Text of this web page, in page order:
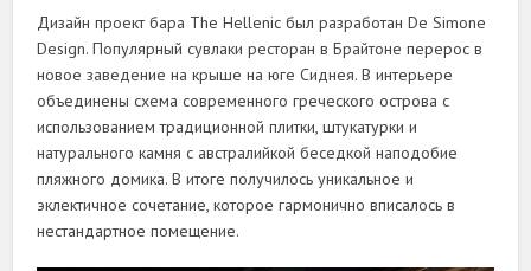
Дизайн проект бара The Hellenic был разработан De Simone
Design. Популярный сувлаки ресторан в Брайтоне перерос в
новое заведение на крыше на юге Сиднея. В интерьере
объединены схема современного греческого острова с
использованием традиционной плитки, штукатурки и
натурального камня с австралийкой беседкой наподобие
пляжного домика. В итоге получилось уникальное и
эклектичное сочетание, которое гармонично вписалось в
нестандартное помещение.